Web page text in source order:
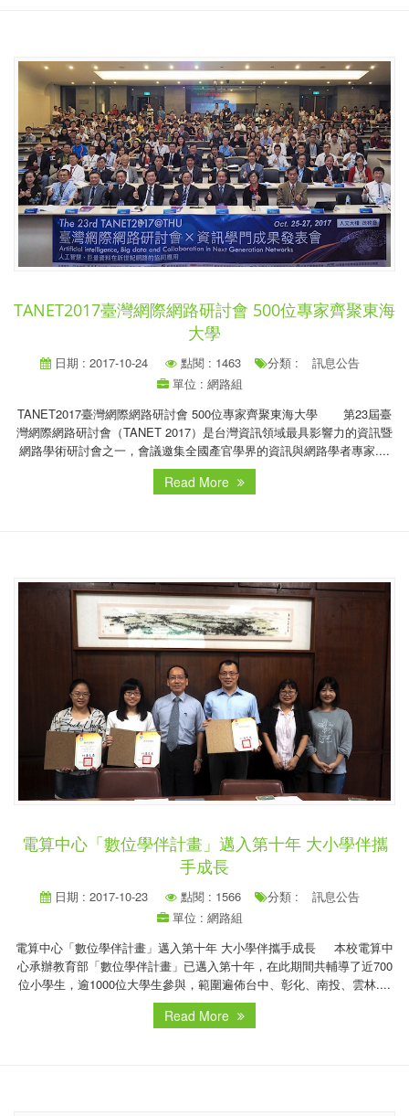
TANET2017臺灣網際網路研討會 500位專家齊聚東海
大學
日期 : 2017-10-24 點閱 : 1463 分類 :
訊息公告
單位 : 網路組
TANET2017臺灣網際網路研討會 500位專家齊聚東海大學 第23屆臺
灣網際網路研討會（TANET 2017）是台灣資訊領域最具影響力的資訊暨
網路學術研討會之一，會議邀集全國產官學界的資訊與網路學者專家....
Read More
電算中心「數位學伴計畫」邁入第十年 大小學伴攜
手成長
日期 : 2017-10-23 點閱 : 1566 分類 :
訊息公告
單位 : 網路組
電算中心「數位學伴計畫」邁入第十年 大小學伴攜手成長 本校電算中
心承辦教育部「數位學伴計畫」已邁入第十年，在此期間共輔導了近700
位小學生，逾1000位大學生參與，範圍遍佈台中、彰化、南投、雲林....
Read More